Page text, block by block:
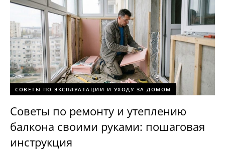
СОВЕТЫ ПО ЭКСПЛУАТАЦИИ И УХОДУ ЗА ДОМОМ
Советы по ремонту и утеплению
балкона своими руками: пошаговая
инструкция